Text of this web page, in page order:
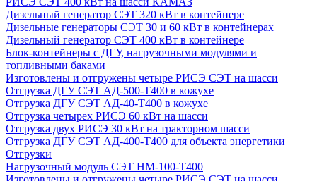
Дизельный генератор СЭТ 320 кВт в контейнере
Дизельные генераторы СЭТ 30 и 60 кВт в контейнерах
Дизельный генератор СЭТ 400 кВт в контейнере
Блок-контейнеры с ДГУ, нагрузочными модулями и
топливными баками
Изготовлены и отгружены четыре РИСЭ СЭТ на шасси
Отгрузка ДГУ СЭТ АД-500-Т400 в кожухе
Отгрузка ДГУ СЭТ АД-40-Т400 в кожухе
Отгрузка четырех РИСЭ 60 кВт на шасси
Отгрузка двух РИСЭ 30 кВт на тракторном шасси
Отгрузка ДГУ СЭТ АД-400-Т400 для объекта энергетики
Отгрузки
Нагрузочный модуль СЭТ НМ-100-Т400